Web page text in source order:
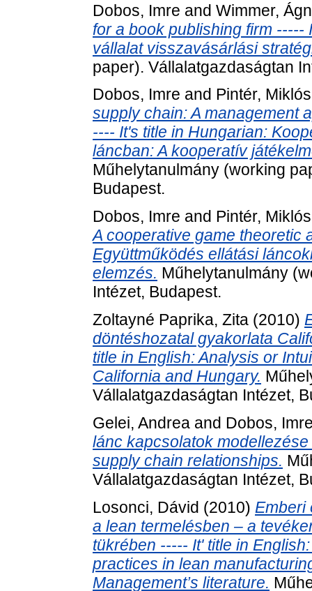
Dobos, Imre and Wimmer,
for a book publishing firm
vállalat visszavásárlási
paper). Vállalatgazdaságtan
Dobos, Imre and Pintér, Miklós
supply chain: A management
---- It's title in Hungarian:
láncban: A kooperatív
Műhelytanulmány (working
Budapest.
Dobos, Imre and Pintér, Miklós
A cooperative game theoretic
Együttműködés ellátási
elemzés. Műhelytanulmány
Intézet, Budapest.
Zoltayné Paprika, Zita (2010)
döntéshozatal gyakorlata
title in English: Analysis or
California and Hungary.
Vállalatgazdaságtan Intézet,
Gelei, Andrea and Dobos,
lánc kapcsolatok
supply chain relationships.
Vállalatgazdaságtan Intézet,
Losonci, Dávid (2010) Emberi
a lean termelésben – a
tükrében ----- It' title in
practices in lean
Management’s literature.